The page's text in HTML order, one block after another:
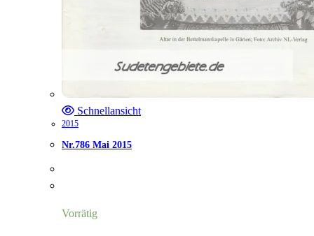
Schnellansicht
2015
Nr.786 Mai 2015
Vorrätig